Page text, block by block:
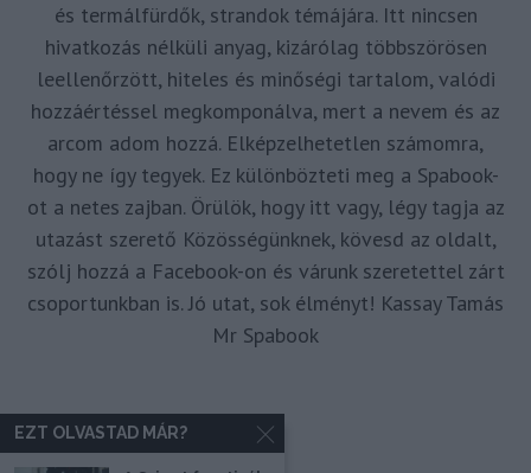
és termálfürdők, strandok témájára. Itt nincsen
hivatkozás nélküli anyag, kizárólag többszörösen
leellenőrzött, hiteles és minőségi tartalom, valódi
hozzáértéssel megkomponálva, mert a nevem és az
arcom adom hozzá. Elképzelhetetlen számomra,
hogy ne így tegyek. Ez különbözteti meg a Spabook-
ot a netes zajban. Örülök, hogy itt vagy, légy tagja az
utazást szerető Közösségünknek, kövesd az oldalt,
szólj hozzá a Facebook-on és várunk szeretettel zárt
csoportunkban is. Jó utat, sok élményt! Kassay Tamás
Mr Spabook
EZT OLVASTAD MÁR?